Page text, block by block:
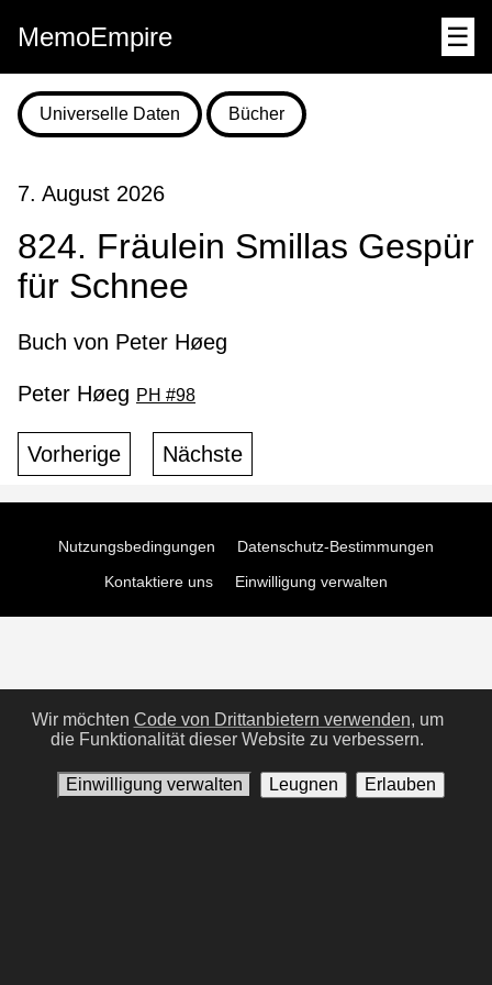
MemoEmpire ☰
Universelle Daten Bücher
7. August 2026
824. Fräulein Smillas Gespür
für Schnee
Buch von Peter Høeg
Peter Høeg PH #98
Vorherige Nächste
Nutzungsbedingungen
Datenschutz-Bestimmungen
Kontaktiere uns
Einwilligung verwalten
Wir möchten Code von Drittanbietern verwenden, um
die Funktionalität dieser Website zu verbessern.
Einwilligung verwalten Leugnen Erlauben